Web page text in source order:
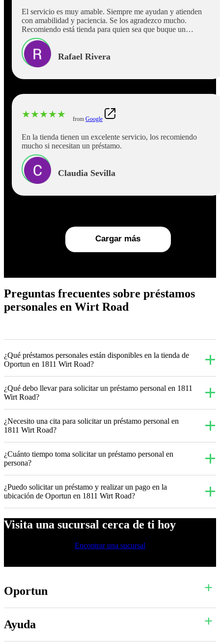
El servicio es muy amable. Siempre me ayudan y atienden
con amabilidad y paciencia. Se los agradezco mucho.
Recomiendo está tienda para quien sea que buque un
préstamo.
Rafael Rivera
★★★★★ from Google
En la tienda tienen un excelente servicio, los recomiendo
mucho si necesitan un préstamo.
Claudia Sevilla
Cargar más
Preguntas frecuentes sobre préstamos
personales en Wirt Road
¿Qué préstamos personales están disponibles en la tienda de
Oportun en 1811 Wirt Road?
¿Qué debo llevar para solicitar un préstamo personal en 1811
Wirt Road?
¿Necesito una cita para solicitar un préstamo personal en
1811 Wirt Road?
¿Cuánto tiempo toma solicitar un préstamo personal en
persona?
¿Puedo solicitar un préstamo y realizar un pago en la
ubicación de Oportun en 1811 Wirt Road?
Visita una sucursal cerca de ti hoy
Encontrar una sucursal
Oportun
Ayuda